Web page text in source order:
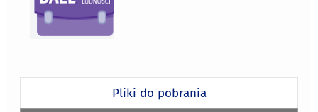
Pliki do pobrania